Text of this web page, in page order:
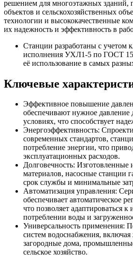
решением для многоэтажных
объектов и сельскохозяйственных
технологии и высококачественные
их надежность и эффективность в
Станции разработаны с учетом
исполнения УХЛ1-5 по ГОСТ
её использование в самых
Ключевые
Эффективное повышение
обеспечивают нужное
условиях, что способствует
Энергоэффективность:
современных стандартов,
потребление энергии, что
эксплуатационных расходов.
Долговечность: Изготовленные
материалов, насосные станции
срок службы и минимальные
Автоматизация управления:
обеспечивает автоматическое
что позволяет адаптироваться к
потреблении воды и
Универсальность применения:
систем водоснабжения,
загородные дома,
сельское хозяйство.